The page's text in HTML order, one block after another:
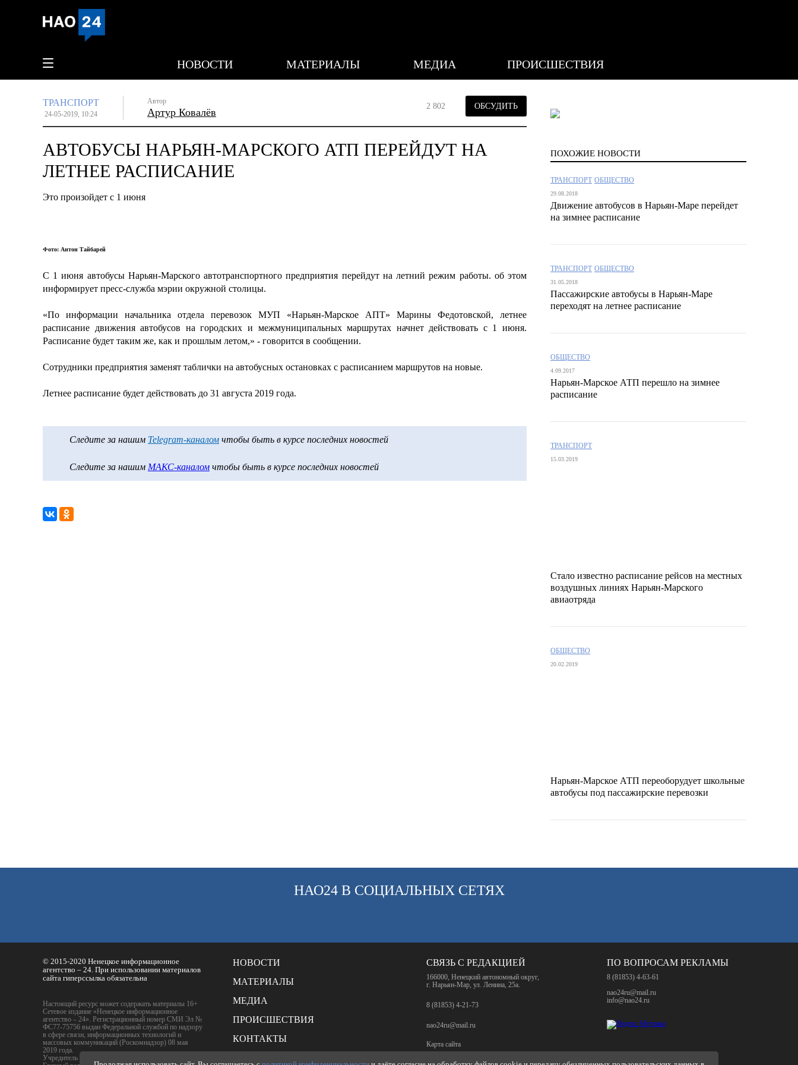
НОВОСТИ МАТЕРИАЛЫ МЕДИА ПРОИСШЕСТВИЯ
ТРАНСПОРТ
24-05-2019, 10:24
Автор
Артур Ковалёв
2 802 ОБСУДИТЬ
АВТОБУСЫ НАРЬЯН-МАРСКОГО АТП ПЕРЕЙДУТ НА
ЛЕТНЕЕ РАСПИСАНИЕ
Это произойдет с 1 июня
Фото: Антон Тайбарей
С 1 июня автобусы Нарьян-Марского автотранспортного предприятия перейдут на летний режим работы. об этом
информирует пресс-служба мэрии окружной столицы.
«По информации начальника отдела перевозок МУП «Нарьян-Марское АПТ» Марины Федотовской, летнее
расписание движения автобусов на городских и межмуниципальных маршрутах начнет действовать с 1 июня.
Расписание будет таким же, как и прошлым летом,» - говорится в сообщении.
Сотрудники предприятия заменят таблички на автобусных остановках с расписанием маршрутов на новые.
Летнее расписание будет действовать до 31 августа 2019 года.
Следите за нашим Telegram-каналом чтобы быть в курсе последних новостей
Следите за нашим МАКС-каналом чтобы быть в курсе последних новостей
ПОХОЖИЕ НОВОСТИ
ТРАНСПОРТ ОБЩЕСТВО
29.08.2018
Движение автобусов в Нарьян-Маре перейдет
на зимнее расписание
ТРАНСПОРТ ОБЩЕСТВО
31.05.2018
Пассажирские автобусы в Нарьян-Маре
переходят на летнее расписание
ОБЩЕСТВО
4.09.2017
Нарьян-Марское АТП перешло на зимнее
расписание
ТРАНСПОРТ
15.03.2019
Стало известно расписание рейсов на местных
воздушных линиях Нарьян-Марского
авиаотряда
ОБЩЕСТВО
20.02.2019
Нарьян-Марское АТП переоборудует школьные
автобусы под пассажирские перевозки
НАО24 В СОЦИАЛЬНЫХ СЕТЯХ
© 2015-2020 Ненецкое информационное
агентство – 24. При использовании материалов
сайта гиперссылка обязательна
Настоящий ресурс может содержать материалы 16+
Сетевое издание «Ненецкое информационное
агентство – 24». Регистрационный номер СМИ Эл №
ФС77-75756 выдан Федеральной службой по надзору
в сфере связи, информационных технологий и
массовых коммуникаций (Роскомнадзор) 08 мая
2019 года.
Учредитель - ГБУ НАО "Издательский дом НАО"
НОВОСТИ
МАТЕРИАЛЫ
МЕДИА
ПРОИСШЕСТВИЯ
КОНТАКТЫ
СВЯЗЬ С РЕДАКЦИЕЙ
166000, Ненецкий автономный округ,
г. Нарьян-Мар, ул. Ленина, 25а.
8 (81853) 4-21-73
nao24ru@mail.ru
Карта сайта
ПО ВОПРОСАМ РЕКЛАМЫ
8 (81853) 4-63-61
nao24ru@mail.ru
info@nao24.ru